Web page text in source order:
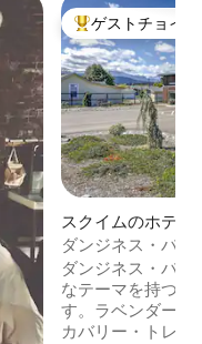
大好評のゲスト
ゲストチョイス
スクイムのホテル
ダンジネス・バレ
ク・ディスカバリ
ダンジネス・バレ
なテーマを持つ4
す。ラベンダー、
カバリー・トレイ